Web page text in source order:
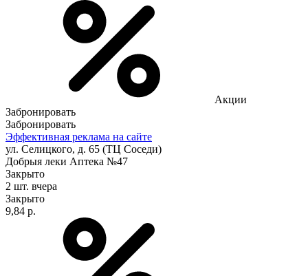
Акции
Забронировать
Забронировать
Эффективная реклама на сайте
ул. Селицкого, д. 65 (ТЦ Соседи)
Добрыя леки Аптека №47
Закрыто
2 шт. вчера
Закрыто
9,84 р.